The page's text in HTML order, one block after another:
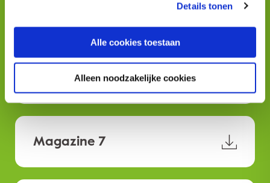
Details tonen
Alle cookies toestaan
Alleen noodzakelijke cookies
Magazine 8
Magazine 7